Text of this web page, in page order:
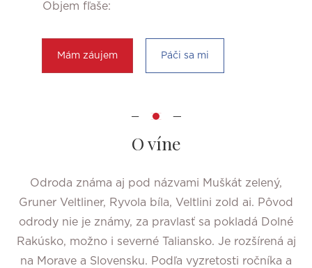
Objem fľaše:
Mám záujem Páči sa mi
O víne
Odroda známa aj pod názvami Muškát zelený,
Gruner Veltliner, Ryvola bíla, Veltlini zold ai. Pôvod
odrody nie je známy, za pravlasť sa pokladá Dolné
Rakúsko, možno i severné Taliansko. Je rozšírená aj
na Morave a Slovensku. Podľa vyzretosti ročníka a